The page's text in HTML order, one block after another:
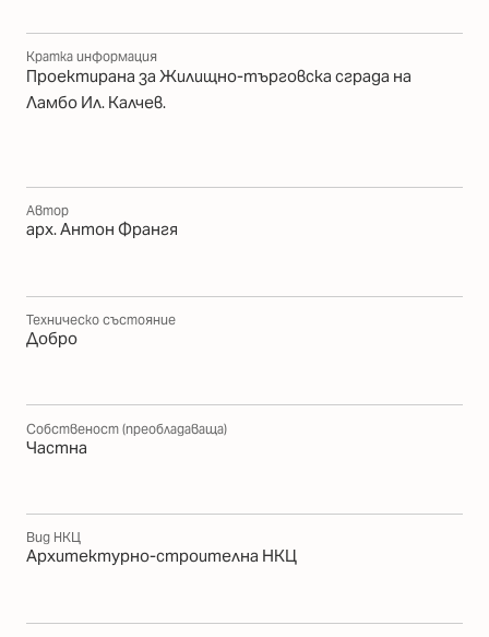
Кратка информация
Проектирана за Жилищно-търговска сграда на
Ламбо Ил. Калчев.
Автор
арх. Антон Франгя
Техническо състояние
Добро
Собственост (преобладаваща)
Частна
Вид НКЦ
Архитектурно-строителна НКЦ